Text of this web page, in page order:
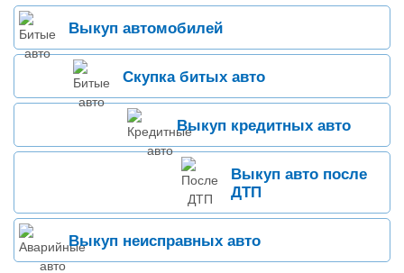
Выкуп автомобилей
Скупка битых авто
Выкуп кредитных авто
Выкуп авто после
ДТП
Выкуп неисправных авто